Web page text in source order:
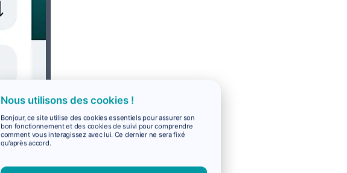
Nous utilisons des cookies !
Bonjour, ce site utilise des cookies essentiels pour assurer son
bon fonctionnement et des cookies de suivi pour comprendre
comment vous interagissez avec lui. Ce dernier ne sera fixé
qu'après accord.